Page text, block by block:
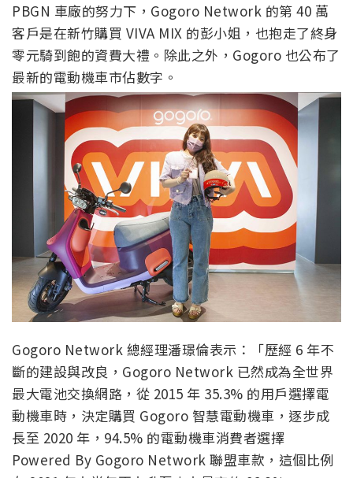
PBGN 車廠的努力下，Gogoro Network 的第 40 萬
客戶是在新竹購買 VIVA MIX 的彭小姐，也抱走了終身
零元騎到飽的資費大禮。除此之外，Gogoro 也公布了
最新的電動機車市佔數字。
Gogoro Network 總經理潘璟倫表示：「歷經 6 年不
斷的建設與改良，Gogoro Network 已然成為全世界
最大電池交換網路，從 2015 年 35.3% 的用戶選擇電
動機車時，決定購買 Gogoro 智慧電動機車，逐步成
長至 2020 年，94.5% 的電動機車消費者選擇
Powered By Gogoro Network 聯盟車款，這個比例